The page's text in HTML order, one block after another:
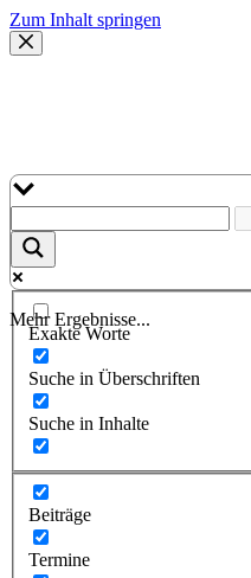
Zum Inhalt springen
Mehr Ergebnisse...
Exakte Worte
Suche in Überschriften
Suche in Inhalte
Beiträge
Termine